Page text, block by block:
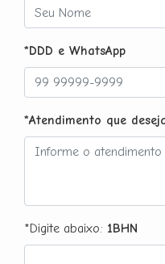
*DDD e WhatsApp
*Atendimento que
*Digite abaixo: 1BHN